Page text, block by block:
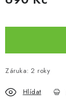
Záruka: 2 roky
Hlídat